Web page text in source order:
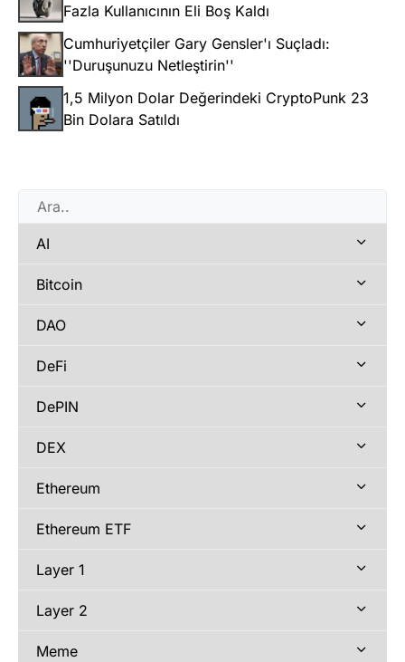
Fazla Kullanıcının Eli Boş Kaldı
Cumhuriyetçiler Gary Gensler'ı Suçladı:
''Duruşunuzu Netleştirin''
1,5 Milyon Dolar Değerindeki CryptoPunk 23
Bin Dolara Satıldı
AI
Bitcoin
DAO
DeFi
DePIN
DEX
Ethereum
Ethereum ETF
Layer 1
Layer 2
Meme